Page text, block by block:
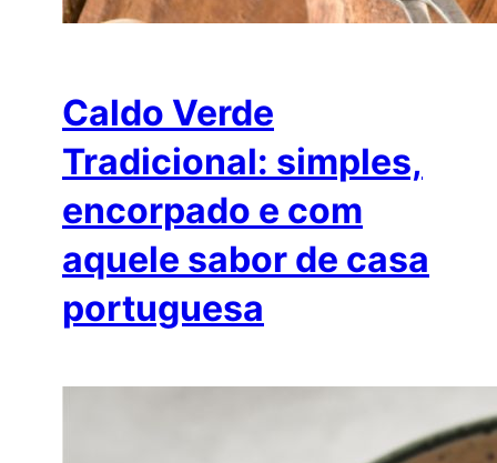
Caldo Verde
Tradicional: simples,
encorpado e com
aquele sabor de casa
portuguesa